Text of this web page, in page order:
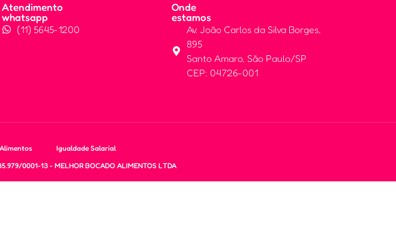
Atendimento
whatsapp
(11) 5645-1200
Onde
estamos
Av. João Carlos da Silva Borges,
895
Santo Amaro, São Paulo/SP
CEP: 04726-001
Igualdade Salarial
0001-13 - MELHOR BOCADO ALIMENTOS LTDA